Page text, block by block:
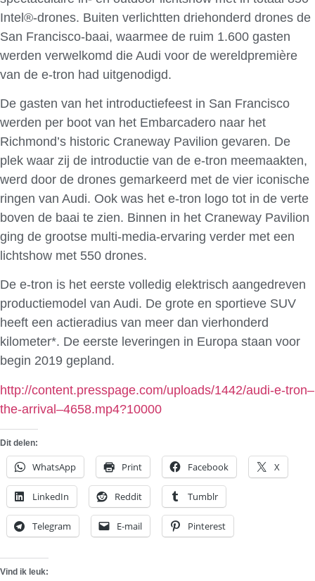
Intel®-drones. Buiten verlichtten driehonderd drones de
San Francisco-baai, waarmee de ruim 1.600 gasten
werden verwelkomd die Audi voor de wereldpremière
van de e-tron had uitgenodigd.
De gasten van het introductiefeest in San Francisco
werden per boot van het Embarcadero naar het
Richmond’s historic Craneway Pavilion gevaren. De
plek waar zij de introductie van de e-tron meemaakten,
werd door de drones gemarkeerd met de vier iconische
ringen van Audi. Ook was het e-tron logo tot in de verte
boven de baai te zien. Binnen in het Craneway Pavilion
ging de grootse multi-media-ervaring verder met een
lichtshow met 550 drones.
De e-tron is het eerste volledig elektrisch aangedreven
productiemodel van Audi. De grote en sportieve SUV
heeft een actieradius van meer dan vierhonderd
kilometer*. De eerste leveringen in Europa staan voor
begin 2019 gepland.
http://content.presspage.com/uploads/1442/audi-e-tron–
the-arrival–4658.mp4?10000
Dit delen:
WhatsApp Print Facebook X
LinkedIn Reddit Tumblr
Telegram E-mail Pinterest
Vind ik leuk: